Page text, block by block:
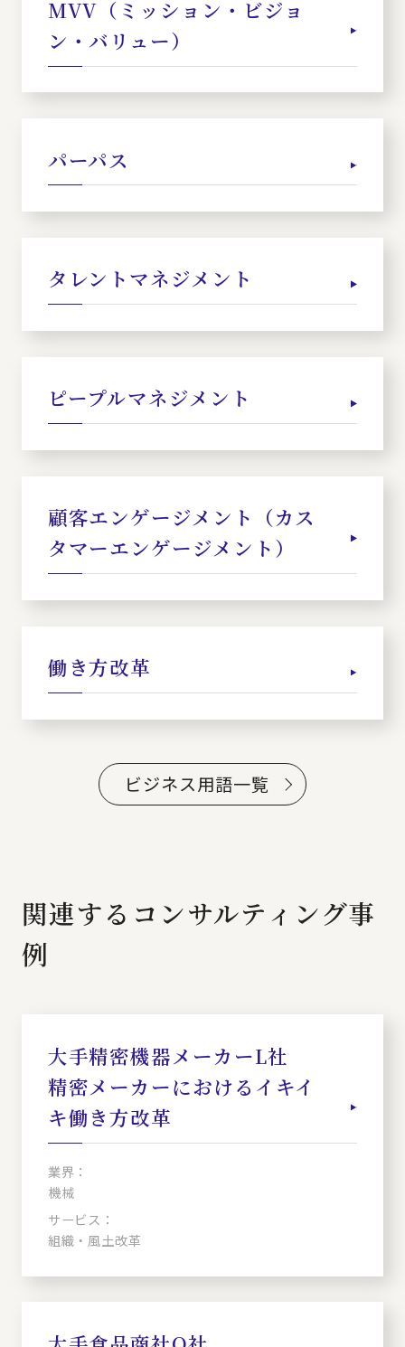
MVV（ミッション・ビジョ
ン・バリュー）
パーパス
タレントマネジメント
ピープルマネジメント
顧客エンゲージメント（カス
タマーエンゲージメント）
働き方改革
ビジネス用語一覧
関連するコンサルティング事
例
大手精密機器メーカーL社
精密メーカーにおけるイキイ
キ働き方改革
業界：
機械
サービス：
組織・風土改革